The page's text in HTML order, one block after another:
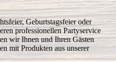
Geburtstagsfeier oder
professionellen Partyservice
wir Ihnen und Ihren Gästen
mit Produkten aus unserer